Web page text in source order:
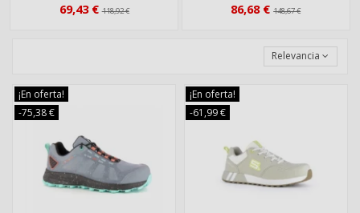
69,43 €118,92 € 86,68 €148,67 €
Relevancia
¡En oferta!
-75,38 €
¡En oferta!
-61,99 €